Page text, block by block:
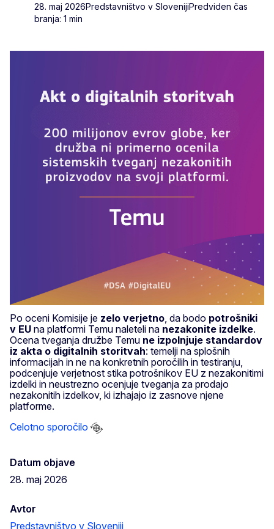
28. maj 2026Predstavništvo v SlovenijiPredviden čas
branja: 1 min
Po oceni Komisije je zelo verjetno , da bodo potrošniki
v EU na platformi Temu naleteli na nezakonite izdelke.
Ocena tveganja družbe Temu ne izpolnjuje standardov
iz akta o digitalnih storitvah: temelji na splošnih
informacijah in ne na konkretnih poročilih in testiranju,
podcenjuje verjetnost stika potrošnikov EU z nezakonitimi
izdelki in neustrezno ocenjuje tveganja za prodajo
nezakonitih izdelkov, ki izhajajo iz zasnove njene
platforme.
Celotno sporočilo
Datum objave
28. maj 2026
Avtor
Predstavništvo v Sloveniji